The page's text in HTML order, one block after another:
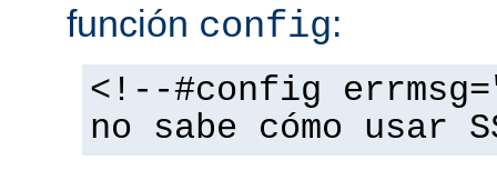
función config:
<!--#config
no sabe cómo usar